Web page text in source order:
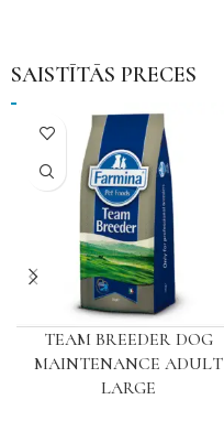
SAISTĪTĀS PRECES
TEAM BREEDER DOG
MAINTENANCE ADULT
LARGE